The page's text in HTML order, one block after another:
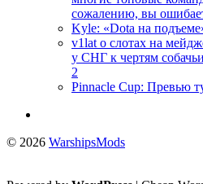
сожалению, вы
Kyle: «Dota на
v1lat о слотах на
у СНГ к чертям
2
Pinnacle Cup: Превью
© 2026 WarshipsMods